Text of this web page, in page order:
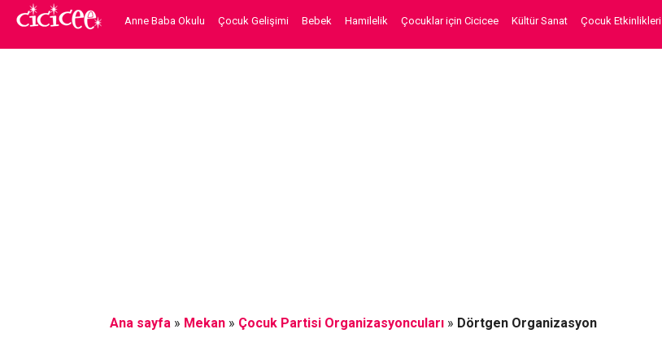
Anne Baba Okulu Çocuk Gelişimi Bebek Hamilelik Çocuklar için Cicicee Kültür Sanat Çocuk Etkinlikleri
Ana sayfa» Mekan» Çocuk Partisi Organizasyoncuları» Dörtgen Organizasyon